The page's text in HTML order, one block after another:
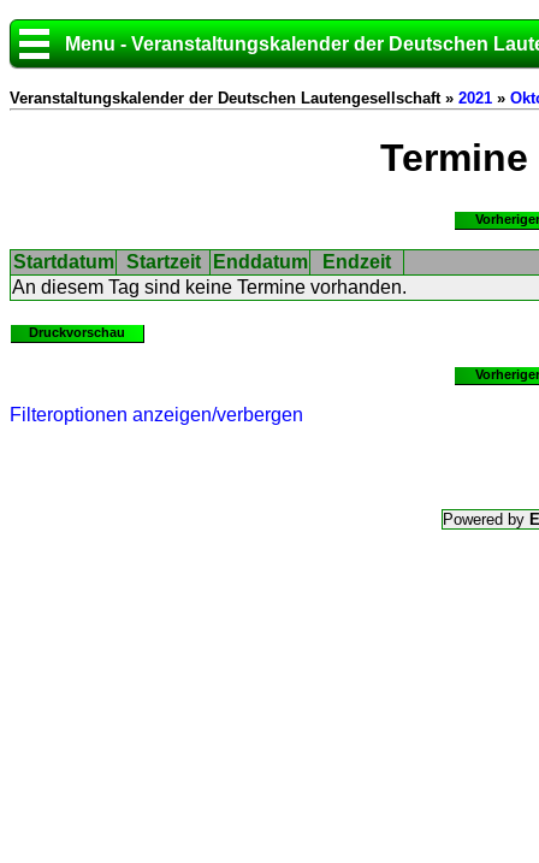
Menu - Veranstaltungskalender der Deutschen
Veranstaltungskalender der Deutschen Lautengesellschaft » 2021 »
Termine
Startdatum Startzeit Enddatum
Endzeit
An diesem Tag sind keine Termine vorhanden.
Druckvorschau
Filteroptionen anzeigen/verbergen
Powered by